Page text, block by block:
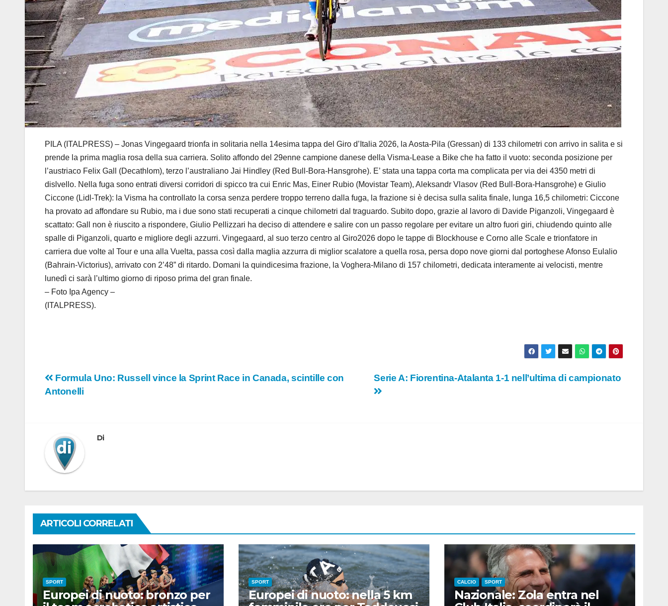
PILA (ITALPRESS) – Jonas Vingegaard trionfa in solitaria nella 14esima tappa del Giro d’Italia 2026, la Aosta-Pila (Gressan) di 133 chilometri con arrivo in salita e si
prende la prima maglia rosa della sua carriera. Solito affondo del 29enne campione danese della Visma-Lease a Bike che ha fatto il vuoto: seconda posizione per
l’austriaco Felix Gall (Decathlom), terzo l’australiano Jai Hindley (Red Bull-Bora-Hansgrohe). E’ stata una tappa corta ma complicata per via dei 4350 metri di
dislvello. Nella fuga sono entrati diversi corridori di spicco tra cui Enric Mas, Einer Rubio (Movistar Team), Aleksandr Vlasov (Red Bull-Bora-Hansgrohe) e Giulio
Ciccone (Lidl-Trek): la Visma ha controllato la corsa senza perdere troppo terreno dalla fuga, la frazione si è decisa sulla salita finale, lunga 16,5 chilometri: Ciccone
ha provato ad affondare su Rubio, ma i due sono stati recuperati a cinque chilometri dal traguardo. Subito dopo, grazie al lavoro di Davide Piganzoli, Vingegaard è
scattato: Gall non è riuscito a rispondere, Giulio Pellizzari ha deciso di attendere e salire con un passo regolare per evitare un altro fuori giri, chiudendo quinto alle
spalle di Piganzoli, quarto e migliore degli azzurri. Vingegaard, al suo terzo centro al Giro2026 dopo le tappe di Blockhouse e Corno alle Scale e trionfatore in
carriera due volte al Tour e una alla Vuelta, passa così dalla maglia azzurra di miglior scalatore a quella rosa, persa dopo nove giorni dal portoghese Afonso Eulalio
(Bahrain-Victorius), arrivato con 2’48” di ritardo. Domani la quindicesima frazione, la Voghera-Milano di 157 chilometri, dedicata interamente ai velocisti, mentre
lunedì ci sarà l’ultimo giorno di riposo prima del gran finale.
– Foto Ipa Agency –
(ITALPRESS).
Navigazione
Serie A: Fiorentina-Atalanta 1-1 nell’ultima di campionato
Formula Uno: Russell vince la Sprint Race in Canada, scintille con
Antonelli
Di
ARTICOLI CORRELATI
SPORT
Europei di nuoto: bronzo per
SPORT
Europei di nuoto: nella 5 km
CALCIO SPORT
Nazionale: Zola entra nel